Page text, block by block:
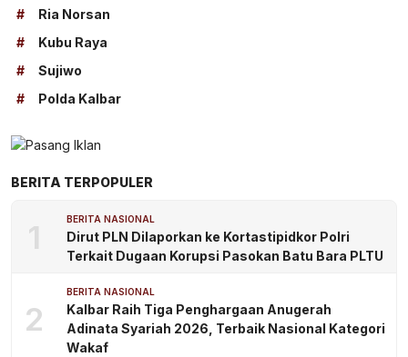
#
Ria Norsan
#
Kubu Raya
#
Sujiwo
#
Polda Kalbar
BERITA TERPOPULER
1 BERITA NASIONAL
Dirut PLN Dilaporkan ke Kortastipidkor Polri
Terkait Dugaan Korupsi Pasokan Batu Bara PLTU
2
BERITA NASIONAL
Kalbar Raih Tiga Penghargaan Anugerah
Adinata Syariah 2026, Terbaik Nasional Kategori
Wakaf